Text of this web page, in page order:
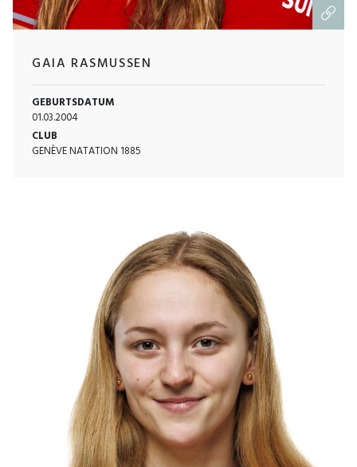
GAIA RASMUSSEN
GEBURTSDATUM
01.03.2004
CLUB
GENÈVE NATATION 1885